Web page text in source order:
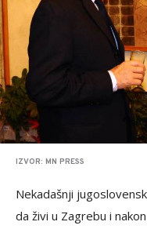
IZVOR: MN PRESS
Nekadašnji
da živi u Zagrebu i